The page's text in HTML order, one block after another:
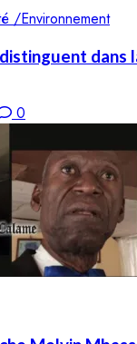
/Environnement
dans
0